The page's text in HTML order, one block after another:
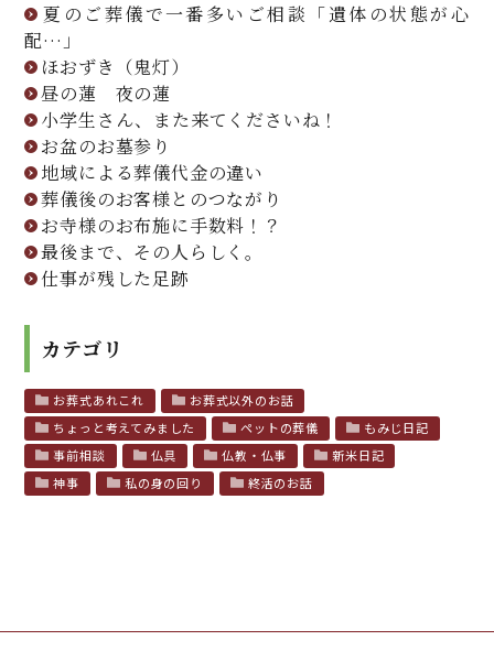
夏のご葬儀で一番多いご相談「遺体の状態が心
配…」
ほおずき（鬼灯）
昼の蓮 夜の蓮
小学生さん、また来てくださいね！
お盆のお墓参り
地域による葬儀代金の違い
葬儀後のお客様とのつながり
お寺様のお布施に手数料！？
最後まで、その人らしく。
仕事が残した足跡
カテゴリ
お葬式あれこれ
お葬式以外のお話
ちょっと考えてみました
ペットの葬儀
もみじ日記
事前相談
仏具 仏教・仏事
新米日記
神事
私の身の回り 終活のお話